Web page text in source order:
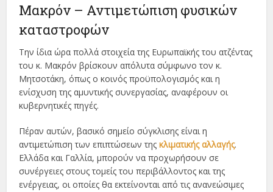
Μακρόν – Αντιμετώπιση φυσικών
καταστροφών
Την ίδια ώρα πολλά στοιχεία της Ευρωπαϊκής του ατζέντας
του κ. Μακρόν βρίσκουν απόλυτα σύμφωνο τον κ.
Μητσοτάκη, όπως ο κοινός προϋπολογισμός και η
ενίσχυση της αμυντικής συνεργασίας, αναφέρουν οι
κυβερνητικές πηγές.
Πέραν αυτών, βασικό σημείο σύγκλισης είναι η
αντιμετώπιση των επιπτώσεων τηςκλιματικής αλλαγής.
Ελλάδα και Γαλλία, μπορούν να προχωρήσουν σε
συνέργειες στους τομείς του περιβάλλοντος και της
ενέργειας, οι οποίες θα εκτείνονται από τις ανανεώσιμες